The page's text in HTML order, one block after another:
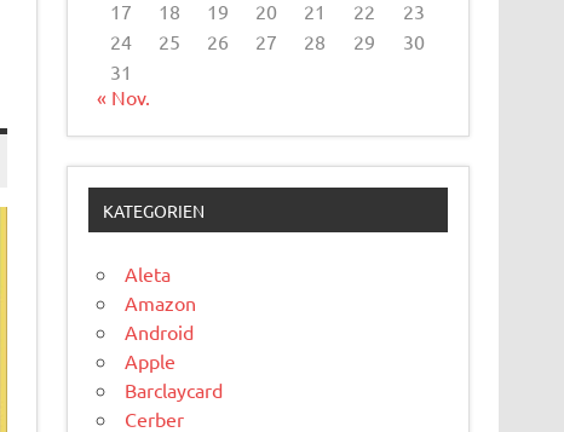
17
18 19 20 21 22
23
24
25 26 27 28 29
30
31
« Nov.
KATEGORIEN
Aleta
Amazon
Android
Apple
Barclaycard
Cerber